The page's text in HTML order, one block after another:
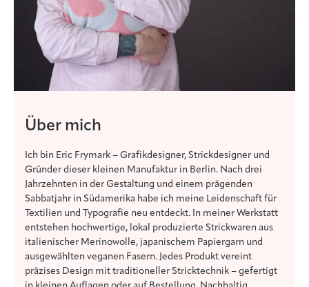
Über mich
Ich bin Eric Frymark – Grafikdesigner, Strickdesigner und
Gründer dieser kleinen Manufaktur in Berlin. Nach drei
Jahrzehnten in der Gestaltung und einem prägenden
Sabbatjahr in Südamerika habe ich meine Leidenschaft für
Textilien und Typografie neu entdeckt. In meiner Werkstatt
entstehen hochwertige, lokal produzierte Strickwaren aus
italienischer Merinowolle, japanischem Papiergarn und
ausgewählten veganen Fasern. Jedes Produkt vereint
präzises Design mit traditioneller Stricktechnik – gefertigt